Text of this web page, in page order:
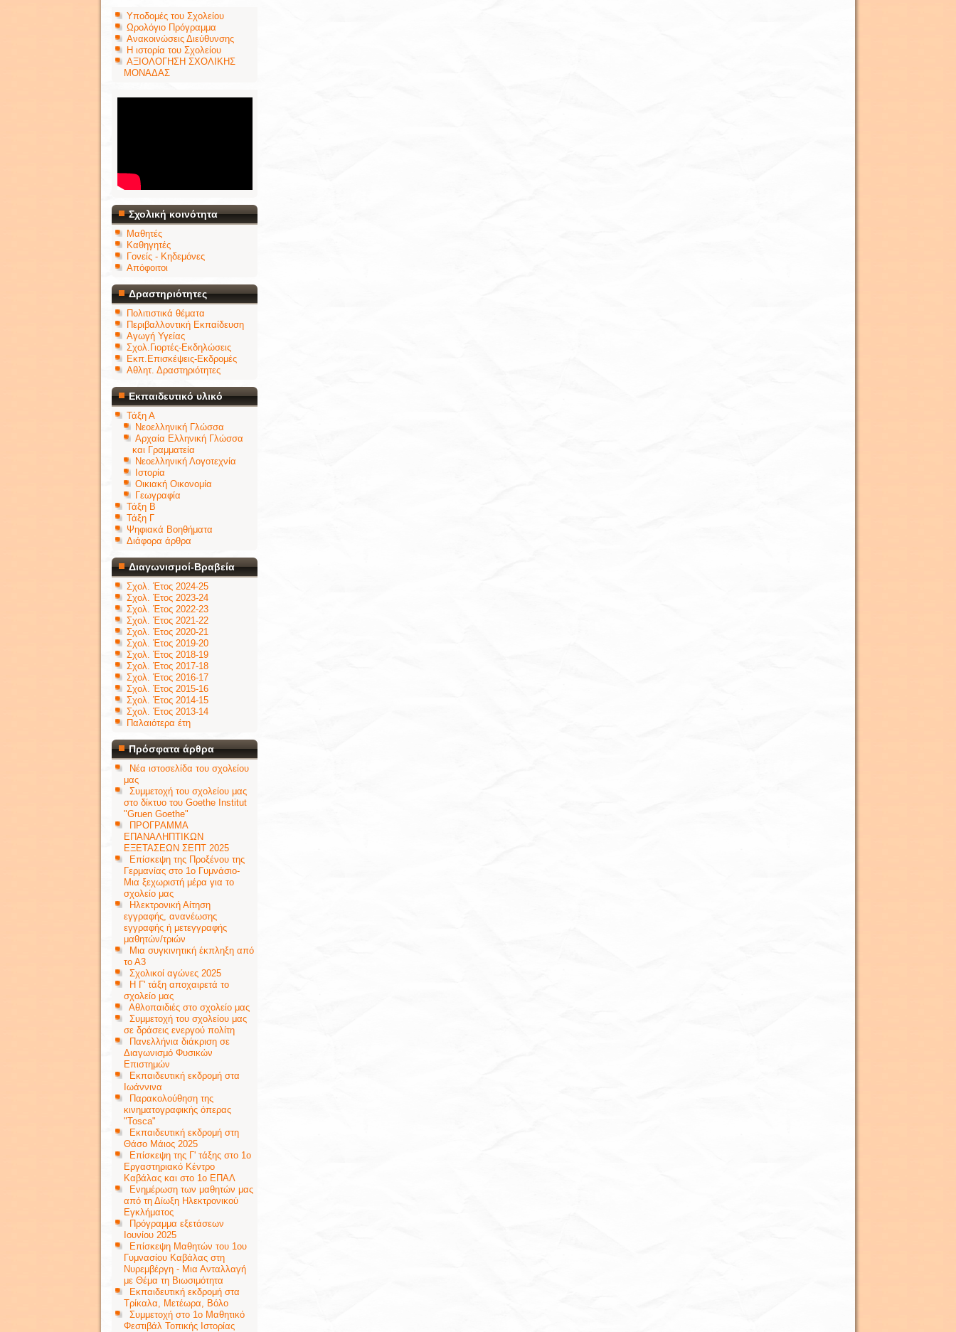
Υποδομές του Σχολείου
Ωρολόγιο Πρόγραμμα
Ανακοινώσεις Διεύθυνσης
Η ιστορία του Σχολείου
ΑΞΙΟΛΟΓΗΣΗ ΣΧΟΛΙΚΗΣ
ΜΟΝΑΔΑΣ
Σχολική κοινότητα
Μαθητές
Καθηγητές
Γονείς - Κηδεμόνες
Απόφοιτοι
Δραστηριότητες
Πολιτιστικά θέματα
Περιβαλλοντική Εκπαίδευση
Αγωγή Υγείας
Σχολ.Γιορτές-Εκδηλώσεις
Εκπ.Επισκέψεις-Εκδρομές
Αθλητ. Δραστηριότητες
Εκπαιδευτικό υλικό
Τάξη Α
Νεοελληνική Γλώσσα
Αρχαία Ελληνική Γλώσσα
και Γραμματεία
Νεοελληνική Λογοτεχνία
Ιστορία
Οικιακή Οικονομία
Γεωγραφία
Τάξη Β
Τάξη Γ
Ψηφιακά Βοηθήματα
Διάφορα άρθρα
Διαγωνισμοί-Βραβεία
Σχολ. Έτος 2024-25
Σχολ. Έτος 2023-24
Σχολ. Έτος 2022-23
Σχολ. Έτος 2021-22
Σχολ. Έτος 2020-21
Σχολ. Έτος 2019-20
Σχολ. Έτος 2018-19
Σχολ. Έτος 2017-18
Σχολ. Έτος 2016-17
Σχολ. Έτος 2015-16
Σχολ. Έτος 2014-15
Σχολ. Έτος 2013-14
Παλαιότερα έτη
Πρόσφατα άρθρα
Νέα ιστοσελίδα του σχολείου
μας
Συμμετοχή του σχολείου μας
στο δίκτυο του Goethe Institut
"Gruen Goethe"
ΠΡΟΓΡΑΜΜΑ
ΕΠΑΝΑΛΗΠΤΙΚΩΝ
ΕΞΕΤΑΣΕΩΝ ΣΕΠΤ 2025
Επίσκεψη της Προξένου της
Γερμανίας στο 1ο Γυμνάσιο-
Μια ξεχωριστή μέρα για το
σχολείο μας
Ηλεκτρονική Αίτηση
εγγραφής, ανανέωσης
εγγραφής ή μετεγγραφής
μαθητών/τριών
Μια συγκινητική έκπληξη από
το Α3
Σχολικοί αγώνες 2025
Η Γ' τάξη αποχαιρετά το
σχολείο μας
Αθλοπαιδιές στο σχολείο μας
Συμμετοχή του σχολείου μας
σε δράσεις ενεργού πολίτη
Πανελλήνια διάκριση σε
Διαγωνισμό Φυσικών
Επιστημών
Εκπαιδευτική εκδρομή στα
Ιωάννινα
Παρακολούθηση της
κινηματογραφικής όπερας
"Tosca"
Εκπαιδευτική εκδρομή στη
Θάσο Μάιος 2025
Επίσκεψη της Γ' τάξης στο 1ο
Εργαστηριακό Κέντρο
Καβάλας και στο 1ο ΕΠΑΛ
Ενημέρωση των μαθητών μας
από τη Δίωξη Ηλεκτρονικού
Εγκλήματος
Πρόγραμμα εξετάσεων
Ιουνίου 2025
Επίσκεψη Μαθητών του 1ου
Γυμνασίου Καβάλας στη
Νυρεμβέργη - Μια Ανταλλαγή
με Θέμα τη Βιωσιμότητα
Εκπαιδευτική εκδρομή στα
Τρίκαλα, Μετέωρα, Βόλο
Συμμετοχή στο 1ο Μαθητικό
Φεστιβάλ Τοπικής Ιστορίας